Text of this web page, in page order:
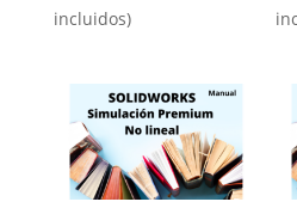
incluidos)